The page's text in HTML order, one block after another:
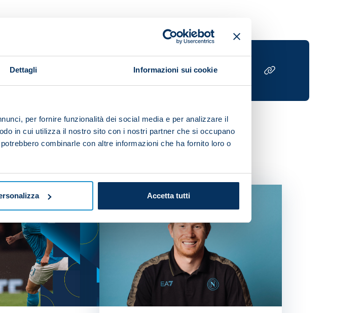
Dettagli Informazioni sui cookie
per fornire funzionalità dei social media e per analizzare il
in cui utilizza il nostro sito con i nostri partner che si occupano
combinarle con altre informazioni che ha fornito loro o
Accetta tutti
the team